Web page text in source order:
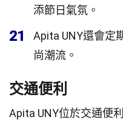
添節日氣氛。
21
Apita UNY還會定
尚潮流。
交通便利
Apita UNY位於交通便